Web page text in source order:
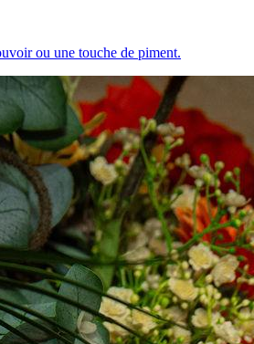
ou une touche de piment.